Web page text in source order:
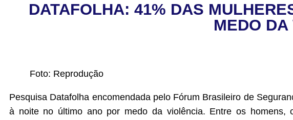
DATAFOLHA: 41% DAS
MEDO
Foto: Reprodução
Pesquisa Datafolha encomendada pelo Fórum Brasileiro de
à noite no último ano por medo da violência. Entre os